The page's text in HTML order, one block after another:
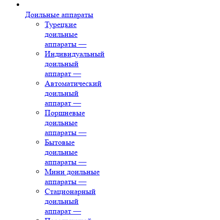
Доильные аппараты
Турецкие
доильные
аппараты —
Индивидуальный
доильный
аппарат —
Автоматический
доильный
аппарат —
Поршневые
доильные
аппараты —
Бытовые
доильные
аппараты —
Мини доильные
аппараты —
Стационарный
доильный
аппарат —